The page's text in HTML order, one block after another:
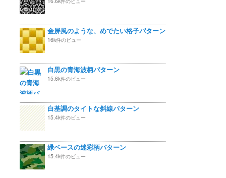
金屏風のような、めでたい格子パターン
16k件のビュー
白黒の青海波柄パターン
15.6k件のビュー
白基調のタイトな斜線パターン
15.4k件のビュー
緑ベースの迷彩柄パターン
15.4k件のビュー